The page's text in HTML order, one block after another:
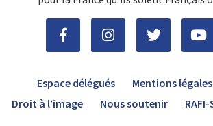
Espace délégués Mentions légales
Droit à l’image
Nous soutenir RAFI-